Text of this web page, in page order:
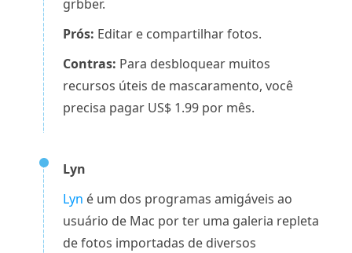
grbber.
Prós: Editar e compartilhar fotos.
Contras: Para desbloquear muitos
recursos úteis de mascaramento, você
precisa pagar US$ 1.99 por mês.
Lyn
Lyn é um dos programas amigáveis ​​ao
usuário de Mac por ter uma galeria repleta
de fotos importadas de diversos